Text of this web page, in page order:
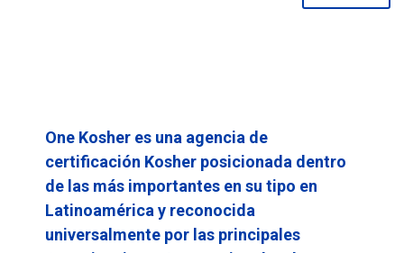
One Kosher es una agencia de
certificación Kosher posicionada dentro
de las más importantes en su tipo en
Latinoamérica y reconocida
universalmente por las principales